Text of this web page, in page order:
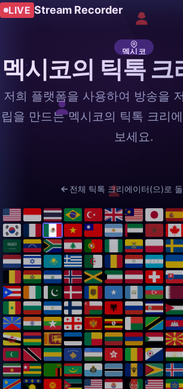
LIVE Stream Recorder
멕시코
멕시코의 틱톡 크
저희 플랫폼을 사용하여 방송을
립을 만드는 멕시코의 틱톡 크리
보세요.
전체 틱톡 크리에이터(으)로